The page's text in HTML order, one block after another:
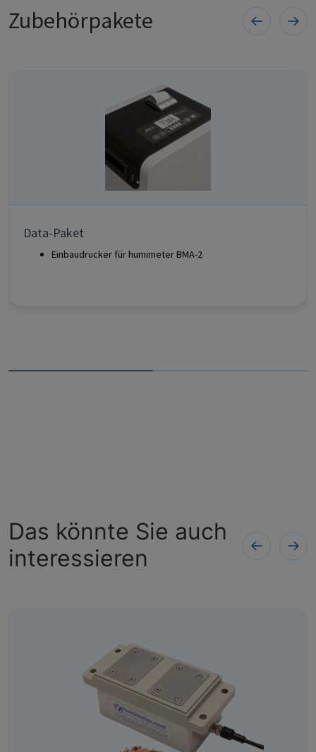
Zubehörpakete
Data-Paket
Einbaudrucker für humimeter BMA-2
Das könnte Sie auch
interessieren